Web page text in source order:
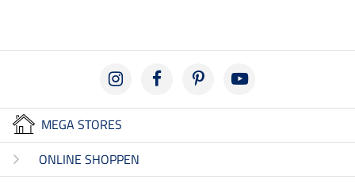
MEGA STORES
ONLINE SHOPPEN